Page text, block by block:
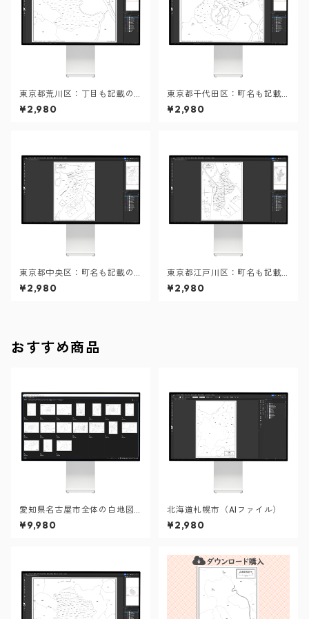
東京都荒川区：丁目も記載の
地図データ（PDF・Aiファイ
ル）
¥2,980
東京都千代田区：町名も記載
の地図データ（PDF・Aiファ
イル）
¥2,980
東京都中央区：町名も記載の
地図データ（PDF・Aiファイ
ル）
¥2,980
東京都江戸川区：町名も記載
の地図データ（PDF・Aiファ
イル）
¥2,980
おすすめ商品
愛知県名古屋市全体の白地図
と各16区のセット（Aiファイ
ル）
¥9,980
北海道札幌市（AIファイル）
¥2,980